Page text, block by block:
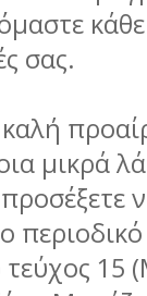
σας.
µικρά
περιοδικό
15